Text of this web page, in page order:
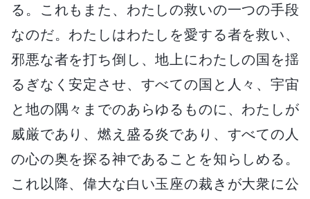
る。これもまた、わたしの救いの一つの手段
なのだ。わたしはわたしを愛する者を救い、
邪悪な者を打ち倒し、地上にわたしの国を揺
るぎなく安定させ、すべての国と人々、宇宙
と地の隅々までのあらゆるものに、わたしが
威厳であり、燃え盛る炎であり、すべての人
の心の奥を探る神であることを知らしめる。
これ以降、偉大な白い玉座の裁きが大衆に公